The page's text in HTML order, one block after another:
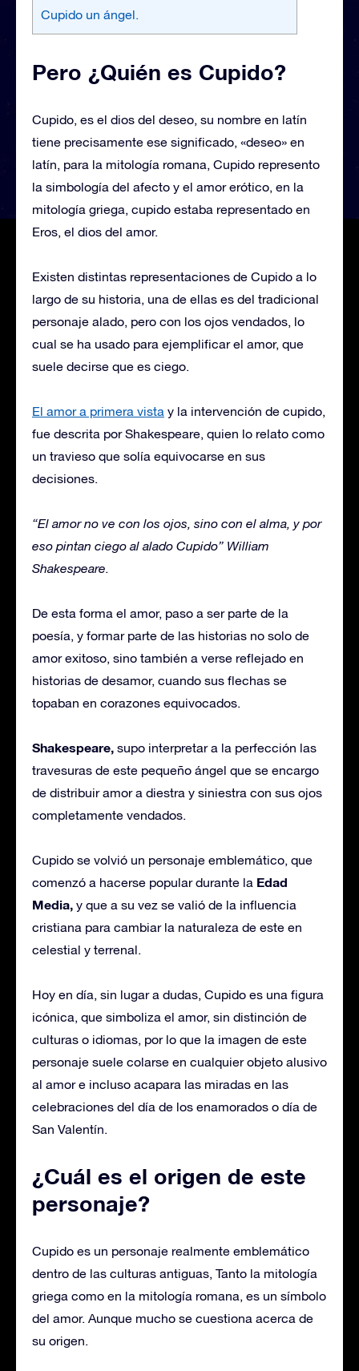
Cupido un ángel.
Pero ¿Quién es Cupido?
Cupido, es el dios del deseo, su nombre en latín
tiene precisamente ese significado, «deseo» en
latín, para la mitología romana, Cupido represento
la simbología del afecto y el amor erótico, en la
mitología griega, cupido estaba representado en
Eros, el dios del amor.
Existen distintas representaciones de Cupido a lo
largo de su historia, una de ellas es del tradicional
personaje alado, pero con los ojos vendados, lo
cual se ha usado para ejemplificar el amor, que
suele decirse que es ciego.
El amor a primera vista y la intervención de cupido,
fue descrita por Shakespeare, quien lo relato como
un travieso que solía equivocarse en sus
decisiones.
“El amor no ve con los ojos, sino con el alma, y por
eso pintan ciego al alado Cupido” William
Shakespeare.
De esta forma el amor, paso a ser parte de la
poesía, y formar parte de las historias no solo de
amor exitoso, sino también a verse reflejado en
historias de desamor, cuando sus flechas se
topaban en corazones equivocados.
Shakespeare, supo interpretar a la perfección las
travesuras de este pequeño ángel que se encargo
de distribuir amor a diestra y siniestra con sus ojos
completamente vendados.
Cupido se volvió un personaje emblemático, que
comenzó a hacerse popular durante la Edad
Media, y que a su vez se valió de la influencia
cristiana para cambiar la naturaleza de este en
celestial y terrenal.
Hoy en día, sin lugar a dudas, Cupido es una figura
icónica, que simboliza el amor, sin distinción de
culturas o idiomas, por lo que la imagen de este
personaje suele colarse en cualquier objeto alusivo
al amor e incluso acapara las miradas en las
celebraciones del día de los enamorados o día de
San Valentín.
¿Cuál es el origen de este
personaje?
Cupido es un personaje realmente emblemático
dentro de las culturas antiguas, Tanto la mitología
griega como en la mitología romana, es un símbolo
del amor. Aunque mucho se cuestiona acerca de
su origen.